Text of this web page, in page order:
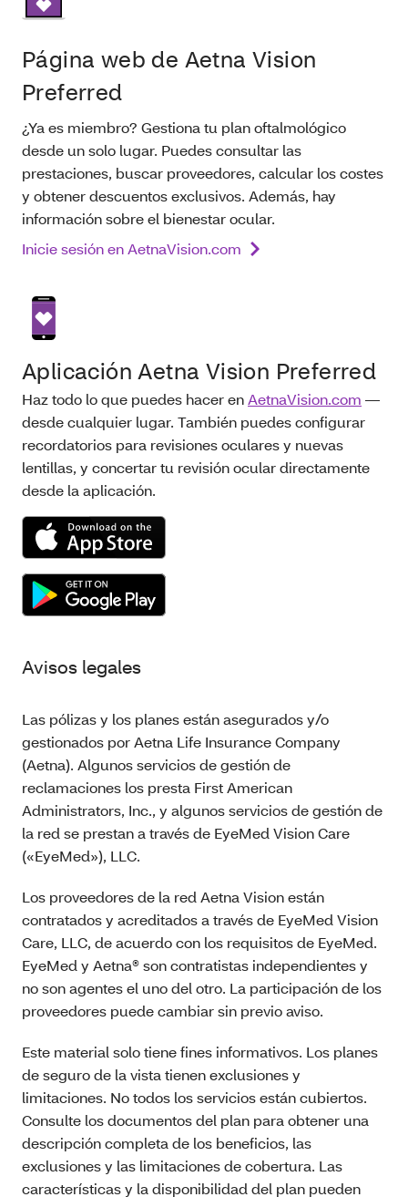
Página web de Aetna Vision
Preferred
¿Ya es miembro? Gestiona tu plan oftalmológico
desde un solo lugar. Puedes consultar las
prestaciones, buscar proveedores, calcular los costes
y obtener descuentos exclusivos. Además, hay
información sobre el bienestar ocular.
Inicie sesión en AetnaVision.com
Aplicación Aetna Vision Preferred
Haz todo lo que puedes hacer enAetnaVision.com —
desde cualquier lugar. También puedes configurar
recordatorios para revisiones oculares y nuevas
lentillas, y concertar tu revisión ocular directamente
desde la aplicación.
Avisos legales
Las pólizas y los planes están asegurados y/o
gestionados por Aetna Life Insurance Company
(Aetna). Algunos servicios de gestión de
reclamaciones los presta First American
Administrators, Inc., y algunos servicios de gestión de
la red se prestan a través de EyeMed Vision Care
(«EyeMed»), LLC.
Los proveedores de la red Aetna Vision están
contratados y acreditados a través de EyeMed Vision
Care, LLC, de acuerdo con los requisitos de EyeMed.
EyeMed y Aetna® son contratistas independientes y
no son agentes el uno del otro. La participación de los
proveedores puede cambiar sin previo aviso.
Este material solo tiene fines informativos. Los planes
de seguro de la vista tienen exclusiones y
limitaciones. No todos los servicios están cubiertos.
Consulte los documentos del plan para obtener una
descripción completa de los beneficios, las
exclusiones y las limitaciones de cobertura. Las
características y la disponibilidad del plan pueden